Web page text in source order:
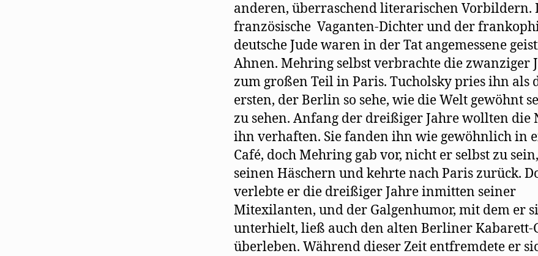
anderen, überraschend literarischen Vorbildern.
französische Vaganten-Dichter und der
deutsche Jude waren in der Tat angemessene
Ahnen. Mehring selbst verbrachte die zwanziger
zum großen Teil in Paris. Tucholsky pries ihn als
ersten, der Berlin so sehe, wie die Welt gewöhnt
zu sehen. Anfang der dreißiger Jahre wollten die
ihn verhaften. Sie fanden ihn wie gewöhnlich in
Café, doch Mehring gab vor, nicht er selbst zu
seinen Häschern und kehrte nach Paris zurück.
verlebte er die dreißiger Jahre inmitten seiner
Mitexilanten, und der Galgenhumor, mit dem er
unterhielt, ließ auch den alten Berliner Kabarett-
überleben. Während dieser Zeit entfremdete er